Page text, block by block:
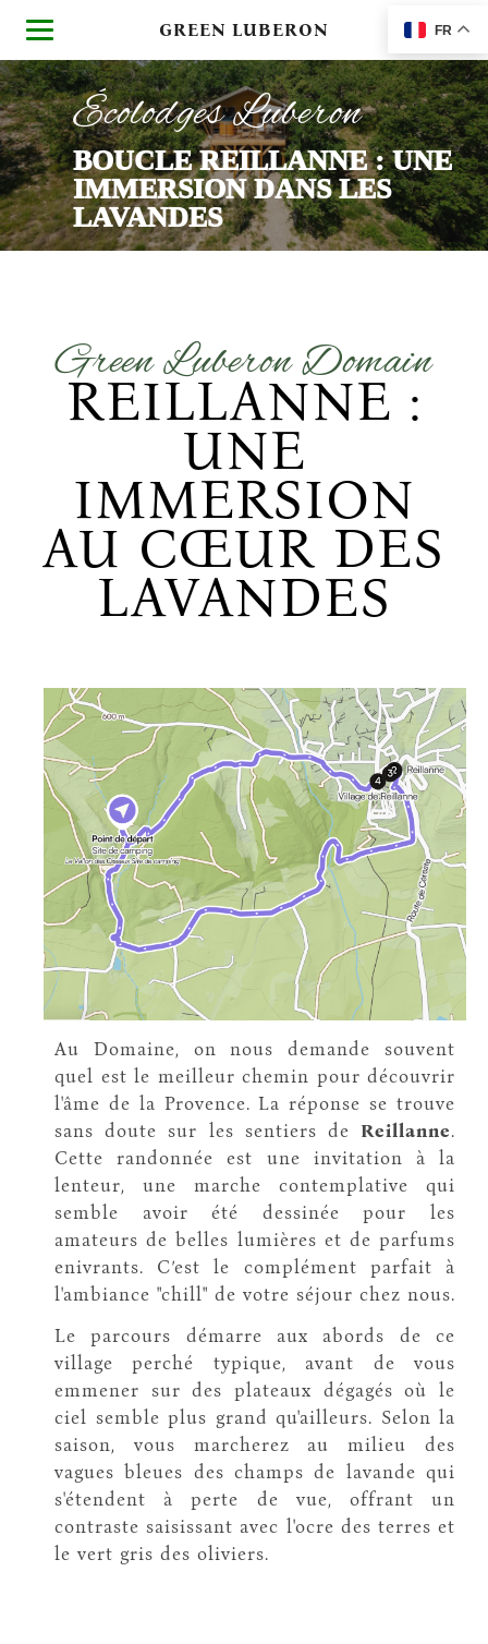
GREEN LUBERON FR
Écolodges Luberon
BOUCLE REILLANNE : UNE
IMMERSION DANS LES
LAVANDES
Green Luberon Domain
REILLANNE :
UNE
IMMERSION
AU CŒUR DES
LAVANDES
Au Domaine, on nous demande souvent
quel est le meilleur chemin pour découvrir
l'âme de la Provence. La réponse se trouve
sans doute sur les sentiers de Reillanne.
Cette randonnée est une invitation à la
lenteur, une marche contemplative qui
semble avoir été dessinée pour les
amateurs de belles lumières et de parfums
enivrants. C’est le complément parfait à
l'ambiance "chill" de votre séjour chez nous.
Le parcours démarre aux abords de ce
village perché typique, avant de vous
emmener sur des plateaux dégagés où le
ciel semble plus grand qu'ailleurs. Selon la
saison, vous marcherez au milieu des
vagues bleues des champs de lavande qui
s'étendent à perte de vue, offrant un
contraste saisissant avec l'ocre des terres et
le vert gris des oliviers.